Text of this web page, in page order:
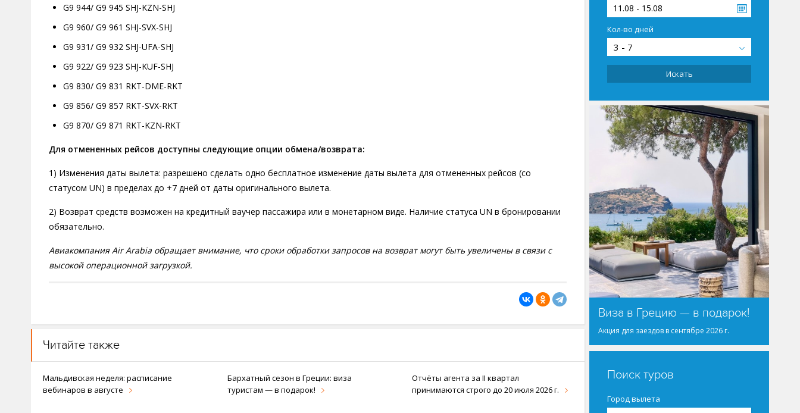
G9 944/ G9 945 SHJ-KZN-SHJ
G9 960/ G9 961 SHJ-SVX-SHJ
G9 931/ G9 932 SHJ-UFA-SHJ
G9 922/ G9 923 SHJ-KUF-SHJ
G9 830/ G9 831 RKT-DME-RKT
G9 856/ G9 857 RKT-SVX-RKT
G9 870/ G9 871 RKT-KZN-RKT
Для отмененных рейсов доступны следующие опции обмена/возврата:
1) Изменения даты вылета: разрешено сделать одно бесплатное изменение даты вылета для отмененных рейсов (со
статусом UN) в пределах до +7 дней от даты оригинального вылета.
2) Возврат средств возможен на кредитный ваучер пассажира или в монетарном виде. Наличие статуса UN в бронировании
обязательно.
Авиакомпания Air Arabia обращает внимание, что сроки обработки запросов на возврат могут быть увеличены в связи с
высокой операционной загрузкой.
Читайте также
Мальдивская неделя: расписание
вебинаров в августе
Бархатный сезон в Греции: виза
туристам — в подарок!
Отчёты агента за II квартал
принимаются строго до 20 июля 2026 г.
11.08 - 15.08
Кол-во дней
3 - 7
Искать
Виза в Грецию — в подарок!
Акция для заездов в сентябре 2026 г.
Поиск туров
Город вылета